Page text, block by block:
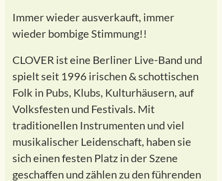
Immer wieder ausverkauft, immer
wieder bombige Stimmung!!
CLOVER ist eine Berliner Live-Band und
spielt seit 1996 irischen & schottischen
Folk in Pubs, Klubs, Kulturhäusern, auf
Volksfesten und Festivals. Mit
traditionellen Instrumenten und viel
musikalischer Leidenschaft, haben sie
sich einen festen Platz in der Szene
geschaffen und zählen zu den führenden